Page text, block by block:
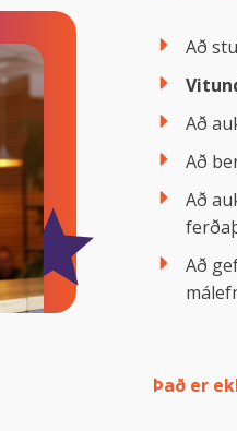
Að
Að
Að
Að
Að
Það er